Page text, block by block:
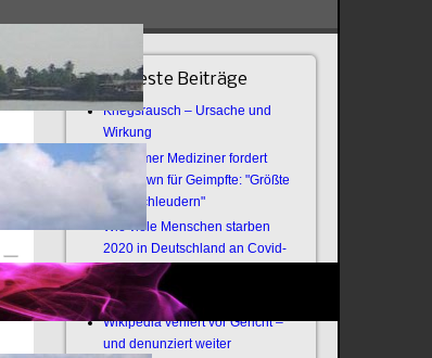
Neueste Beiträge
Kriegsrausch – Ursache und
Wirkung
Bochumer Mediziner fordert
Lockdown für Geimpfte: "Größte
Virenschleudern"
Wie viele Menschen starben
2020 in Deutschland an Covid-
19?
Offener Brief an die Armee
Wikipedia verliert vor Gericht –
und denunziert weiter